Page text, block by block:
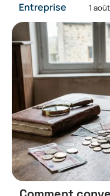
Entreprise 1